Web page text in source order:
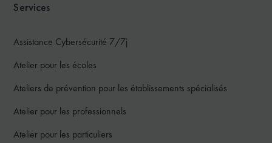
Services
Assistance Cybersécurité 7/7j
Atelier pour les écoles
Ateliers de prévention pour les établissements spécialisés
Atelier pour les professionnels
Atelier pour les particuliers